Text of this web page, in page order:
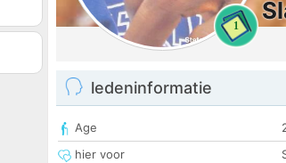
1
ledeninformatie
Age
hier voor